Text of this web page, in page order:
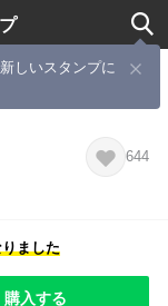
しいスタンプに
】
644
ました
購入する